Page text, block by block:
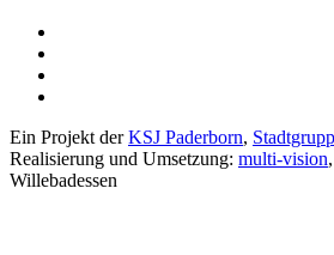
Ein Projekt derKSJ Paderborn,
Realisierung und Umsetzung: multi-vision
Willebadessen